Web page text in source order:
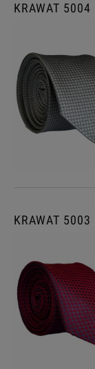
KRAWAT 5004
KRAWAT 5003